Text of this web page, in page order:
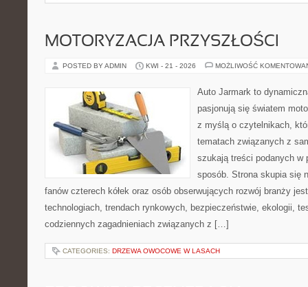
MOTORYZACJA PRZYSZŁOŚCI
POSTED BY ADMIN KWI - 21 - 2026 MOŻLIWOŚĆ
Auto Jarmark to
pasjonują się światem
z myślą o czytelnikach,
tematach związanych z
szukają treści podanych w
sposób. Strona skupia się
fanów czterech kółek oraz osób obserwujących rozwój branży
technologiach, trendach rynkowych, bezpieczeństwie, ekologii,
codziennych zagadnieniach związanych z […]
CATEGORIES: DRZEWA OWOCOWE W LASACH